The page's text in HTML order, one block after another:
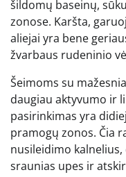
šildomų baseinų,
zonose. Karšta,
aliejai yra bene
žvarbaus rudeninio
Šeimoms su
daugiau aktyvumo ir
pasirinkimas yra
pramogų zonos. Čia
nusileidimo
sraunias upes ir